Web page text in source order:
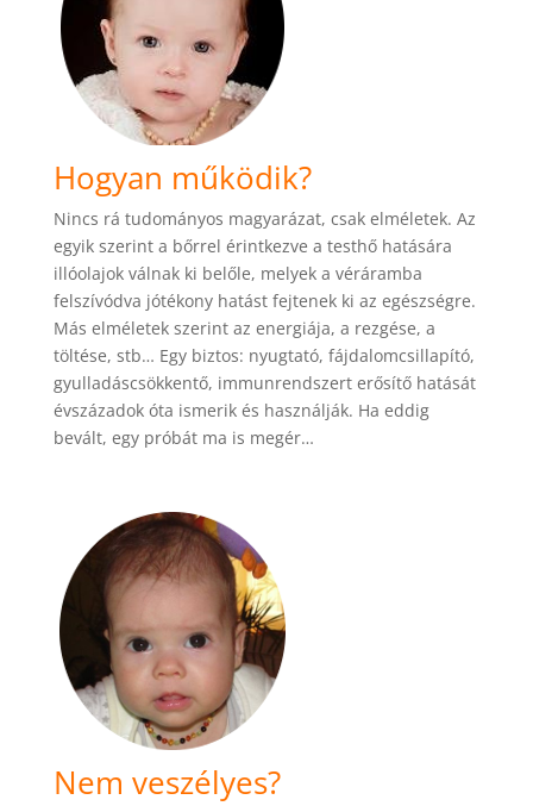
Hogyan működik?
Nincs rá tudományos magyarázat, csak elméletek. Az
egyik szerint a bőrrel érintkezve a testhő hatására
illóolajok válnak ki belőle, melyek a véráramba
felszívódva jótékony hatást fejtenek ki az egészségre.
Más elméletek szerint az energiája, a rezgése, a
töltése, stb… Egy biztos: nyugtató, fájdalomcsillapító,
gyulladáscsökkentő, immunrendszert erősítő hatását
évszázadok óta ismerik és használják. Ha eddig
bevált, egy próbát ma is megér…
Nem veszélyes?